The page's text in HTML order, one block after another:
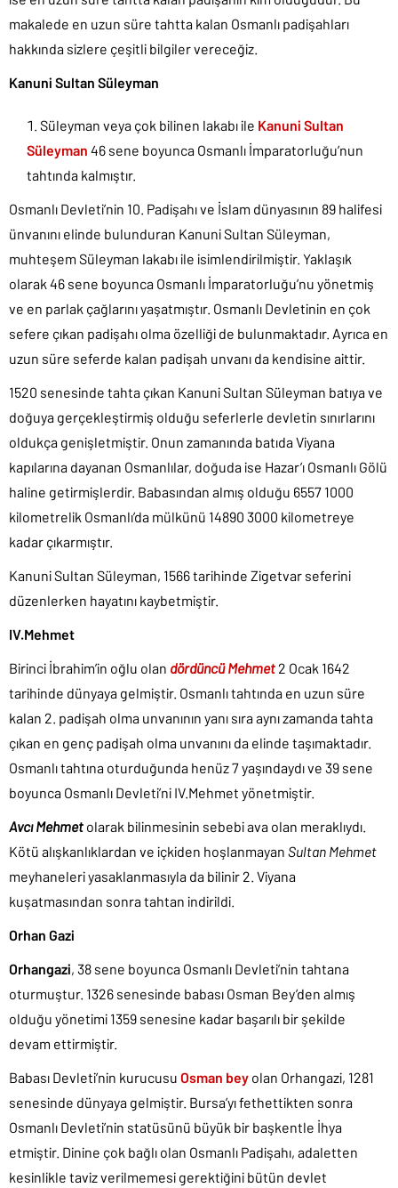
makalede en uzun süre tahtta kalan Osmanlı padişahları
hakkında sizlere çeşitli bilgiler vereceğiz.
Kanuni Sultan Süleyman
Süleyman veya çok bilinen lakabı ile Kanuni Sultan
Süleyman 46 sene boyunca Osmanlı İmparatorluğu’nun
tahtında kalmıştır.
Osmanlı Devleti’nin 10. Padişahı ve İslam dünyasının 89 halifesi
ünvanını elinde bulunduran Kanuni Sultan Süleyman,
muhteşem Süleyman lakabı ile isimlendirilmiştir. Yaklaşık
olarak 46 sene boyunca Osmanlı İmparatorluğu’nu yönetmiş
ve en parlak çağlarını yaşatmıştır. Osmanlı Devletinin en çok
sefere çıkan padişahı olma özelliği de bulunmaktadır. Ayrıca en
uzun süre seferde kalan padişah unvanı da kendisine aittir.
1520 senesinde tahta çıkan Kanuni Sultan Süleyman batıya ve
doğuya gerçekleştirmiş olduğu seferlerle devletin sınırlarını
oldukça genişletmiştir. Onun zamanında batıda Viyana
kapılarına dayanan Osmanlılar, doğuda ise Hazar’ı Osmanlı Gölü
haline getirmişlerdir. Babasından almış olduğu 6557 1000
kilometrelik Osmanlı’da mülkünü 14890 3000 kilometreye
kadar çıkarmıştır.
Kanuni Sultan Süleyman, 1566 tarihinde Zigetvar seferini
düzenlerken hayatını kaybetmiştir.
IV.Mehmet
Birinci İbrahim’in oğlu olan dördüncü Mehmet 2 Ocak 1642
tarihinde dünyaya gelmiştir. Osmanlı tahtında en uzun süre
kalan 2. padişah olma unvanının yanı sıra aynı zamanda tahta
çıkan en genç padişah olma unvanını da elinde taşımaktadır.
Osmanlı tahtına oturduğunda henüz 7 yaşındaydı ve 39 sene
boyunca Osmanlı Devleti’ni IV.Mehmet yönetmiştir.
Avcı Mehmet olarak bilinmesinin sebebi ava olan meraklıydı.
Kötü alışkanlıklardan ve içkiden hoşlanmayan Sultan Mehmet
meyhaneleri yasaklanmasıyla da bilinir 2. Viyana
kuşatmasından sonra tahtan indirildi.
Orhan Gazi
Orhangazi, 38 sene boyunca Osmanlı Devleti’nin tahtana
oturmuştur. 1326 senesinde babası Osman Bey’den almış
olduğu yönetimi 1359 senesine kadar başarılı bir şekilde
devam ettirmiştir.
Babası Devleti’nin kurucusu Osman bey olan Orhangazi, 1281
senesinde dünyaya gelmiştir. Bursa’yı fethettikten sonra
Osmanlı Devleti’nin statüsünü büyük bir başkentle İhya
etmiştir. Dinine çok bağlı olan Osmanlı Padişahı, adaletten
kesinlikle taviz verilmemesi gerektiğini bütün devlet